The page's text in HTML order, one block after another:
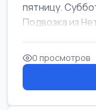
пятницу.
Подвозка из
0 просмотров